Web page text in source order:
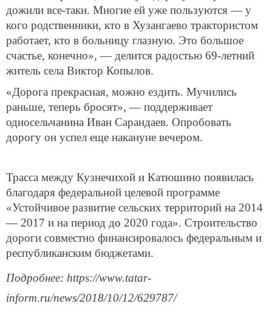
дожили все-таки. Многие ей уже пользуются — у
кого родственники, кто в Хузангаево трактористом
работает, кто в больницу глазную. Это большое
счастье, конечно», — делится радостью 69-летний
житель села Виктор Копылов.
«Дорога прекрасная, можно ездить. Мучились
раньше, теперь бросят», — поддерживает
односельчанина Иван Сарандаев. Опробовать
дорогу он успел еще накануне вечером.
Трасса между Кузнечихой и Катюшино появилась
благодаря федеральной целевой программе
«Устойчивое развитие сельских территорий на 2014
— 2017 и на период до 2020 года». Строительство
дороги совместно финансировалось федеральным и
республиканским бюджетами.
Подробнее: https://www.tatar-
inform.ru/news/2018/10/12/629787/